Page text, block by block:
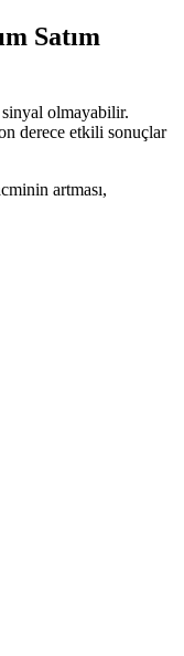
Satım
sinyal olmayabilir.
derece etkili sonuçlar
artması,